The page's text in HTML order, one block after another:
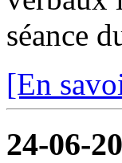
séance
[En
24-06-